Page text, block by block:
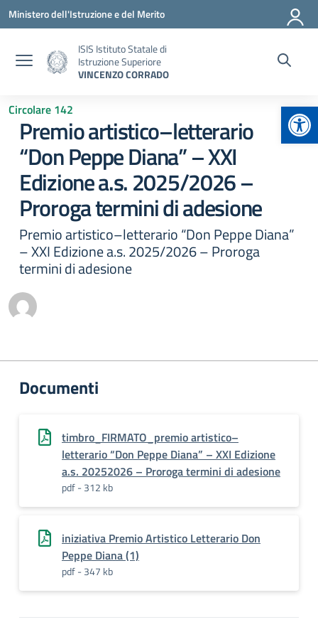
Vai ai contenuti
Vai al menu di navigazione
Vai al footer
Ministero dell'Istruzione e del Merito
ISIS Istituto Statale di
Istruzione Superiore
VINCENZO CORRADO
Circolare 142
Premio artistico–letterario
“Don Peppe Diana” – XXI
Edizione a.s. 2025/2026 –
Proroga termini di adesione
Premio artistico–letterario “Don Peppe Diana”
– XXI Edizione a.s. 2025/2026 – Proroga
termini di adesione
Documenti
timbro_FIRMATO_premio artistico–
letterario “Don Peppe Diana” – XXI Edizione
a.s. 20252026 – Proroga termini di adesione
pdf - 312 kb
iniziativa Premio Artistico Letterario Don
Peppe Diana (1)
pdf - 347 kb